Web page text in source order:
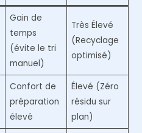
Gain de
temps
(évite le tri
manuel)
Très Élevé
(Recyclage
optimisé)
Confort de
préparation
élevé
Élevé (Zéro
résidu sur
plan)